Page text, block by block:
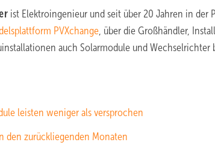
ist Elektroingenieur und seit über 20 Jahren in der
PVXchange, über die Großhändler,
auch Solarmodule und
leisten weniger als versprochen
den zurückliegenden Monaten